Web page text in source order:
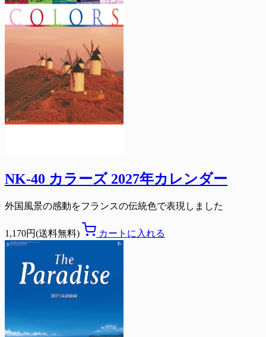
NK-40 カラーズ 2027年カレンダー
外国風景の感動をフランスの伝統色で表現しました
1,170円(送料無料) カートに入れる